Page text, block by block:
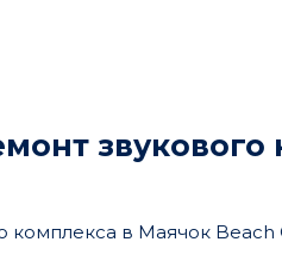
звукового
комплекса в Маячок Beach